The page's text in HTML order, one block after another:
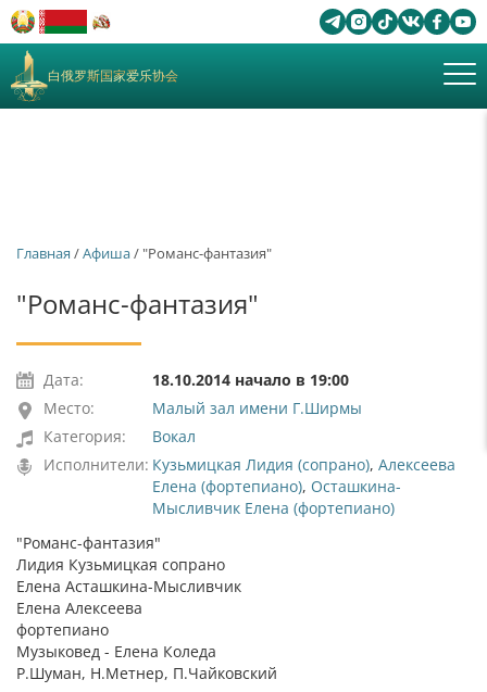
白俄罗斯国家爱乐协会
Главная /Афиша/ "Романс-фантазия"
"Романс-фантазия"
Дата:
18.10.2014 начало в 19:00
Место:
Малый зал имени Г.Ширмы
Категория:
Вокал
Исполнители: Кузьмицкая Лидия (сопрано), Алексеева
Елена (фортепиано), Осташкина-
Мысливчик Елена (фортепиано)
"Романс-фантазия"
Лидия Кузьмицкая сопрано
Елена Асташкина-Мысливчик
Елена Алексеева
фортепиано
Музыковед - Елена Коледа
Р.Шуман, Н.Метнер, П.Чайковский